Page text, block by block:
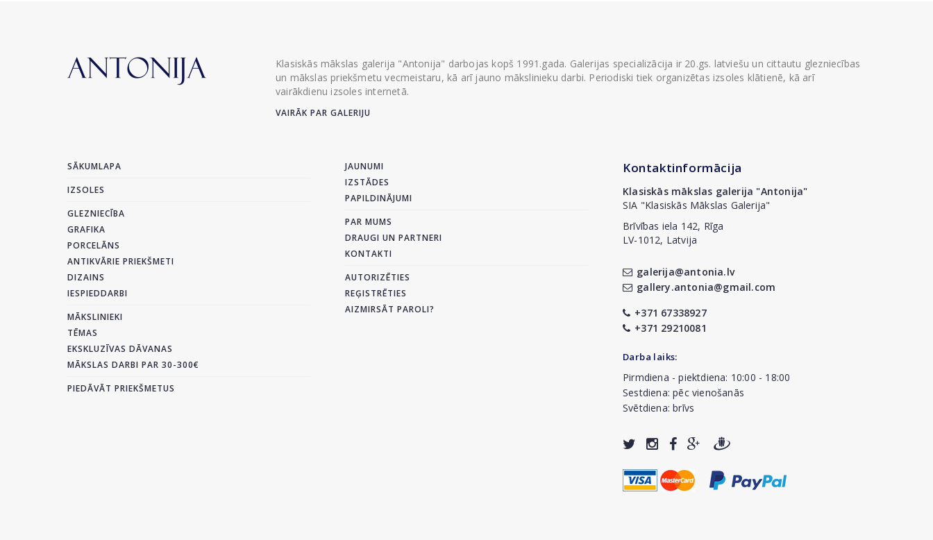
Klasiskās mākslas galerija "Antonija" darbojas kopš 1991.gada. Galerijas specializācija ir 20.gs. latviešu un cittautu glezniecības
un mākslas priekšmetu vecmeistaru, kā arī jauno mākslinieku darbi. Periodiski tiek organizētas izsoles klātienē, kā arī
vairākdienu izsoles internetā.
VAIRĀK PAR GALERIJU
SĀKUMLAPA
IZSOLES
GLEZNIECĪBA
GRAFIKA
PORCELĀNS
ANTIKVĀRIE PRIEKŠMETI
DIZAINS
IESPIEDDARBI
MĀKSLINIEKI
TĒMAS
EKSKLUZĪVAS DĀVANAS
MĀKSLAS DARBI PAR 30-300€
PIEDĀVĀT PRIEKŠMETUS
JAUNUMI
IZSTĀDES
PAPILDINĀJUMI
PAR MUMS
DRAUGI UN PARTNERI
KONTAKTI
AUTORIZĒTIES
REĢISTRĒTIES
AIZMIRSĀT PAROLI?
Kontaktinformācija
Klasiskās mākslas galerija "Antonija"
SIA "Klasiskās Mākslas Galerija"
Brīvības iela 142, Rīga
LV-1012, Latvija
galerija@antonia.lv
gallery.antonia@gmail.com
+371 67338927
+371 29210081
Darba laiks:
Pirmdiena - piektdiena: 10:00 - 18:00
Sestdiena: pēc vienošanās
Svētdiena: brīvs